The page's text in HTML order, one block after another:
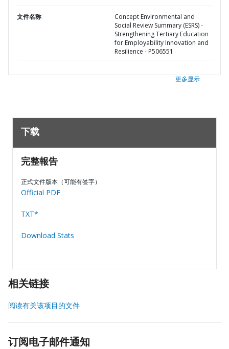
文件名称
Concept Environmental and
Social Review Summary (ESRS) -
Strengthening Tertiary Education
for Employability Innovation and
Resilience - P506551
更多显示
下载
完整報告
正式文件版本（可能有签字）
Official PDF
TXT*
Download Stats
相关链接
阅读有关该项目的文件
订阅电子邮件通知